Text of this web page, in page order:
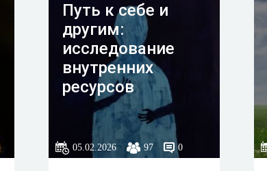
Путь к себе и
другим:
исследование
внутренних
ресурсов
05.02.2026 97 0